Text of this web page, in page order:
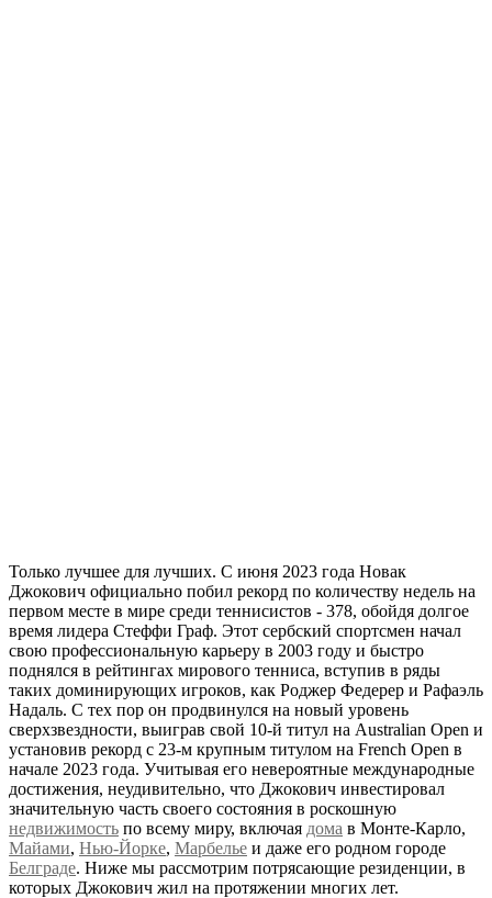
Только лучшее для лучших. С июня 2023 года Новак
Джокович официально побил рекорд по количеству недель на
первом месте в мире среди теннисистов - 378, обойдя долгое
время лидера Стеффи Граф. Этот сербский спортсмен начал
свою профессиональную карьеру в 2003 году и быстро
поднялся в рейтингах мирового тенниса, вступив в ряды
таких доминирующих игроков, как Роджер Федерер и Рафаэль
Надаль. С тех пор он продвинулся на новый уровень
сверхзвездности, выиграв свой 10-й титул на Australian Open и
установив рекорд с 23-м крупным титулом на French Open в
начале 2023 года. Учитывая его невероятные международные
достижения, неудивительно, что Джокович инвестировал
значительную часть своего состояния в роскошную
недвижимость по всему миру, включая дома в Монте-Карло,
Майами, Нью-Йорке, Марбелье и даже его родном городе
Белграде. Ниже мы рассмотрим потрясающие резиденции, в
которых Джокович жил на протяжении многих лет.